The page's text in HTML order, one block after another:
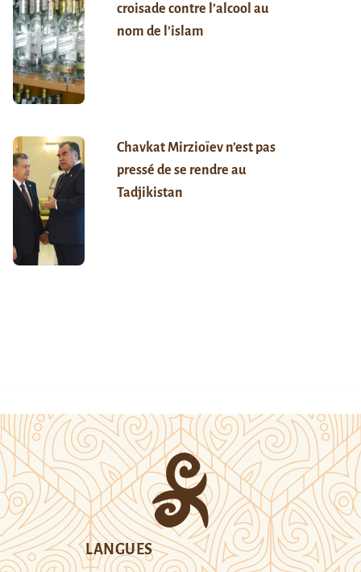
croisade contre l’alcool au
nom de l’islam
Chavkat Mirzioïev n’est pas
pressé de se rendre au
Tadjikistan
LANGUES